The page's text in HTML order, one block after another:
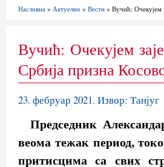
Насловна » Актуелно » Вести » Вучић: Очекујем
Вучић: Очекујем
Србија призна
23. фебруар 2021. Извор: Танјуг
Председник
веома тежак период,
притисцима са свих